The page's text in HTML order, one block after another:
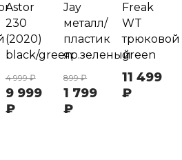
Astor
230
(2020)
black/green
4 999 ₽
9 999
₽
Jay
металл/
пластик
яр.зеленый
899 ₽
1 799
₽
Freak
WT
трюковой
green
11 499
₽